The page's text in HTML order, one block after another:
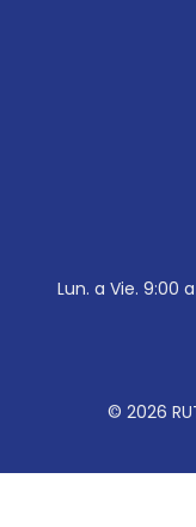
Lun. a Vie. 9:00
© 2026